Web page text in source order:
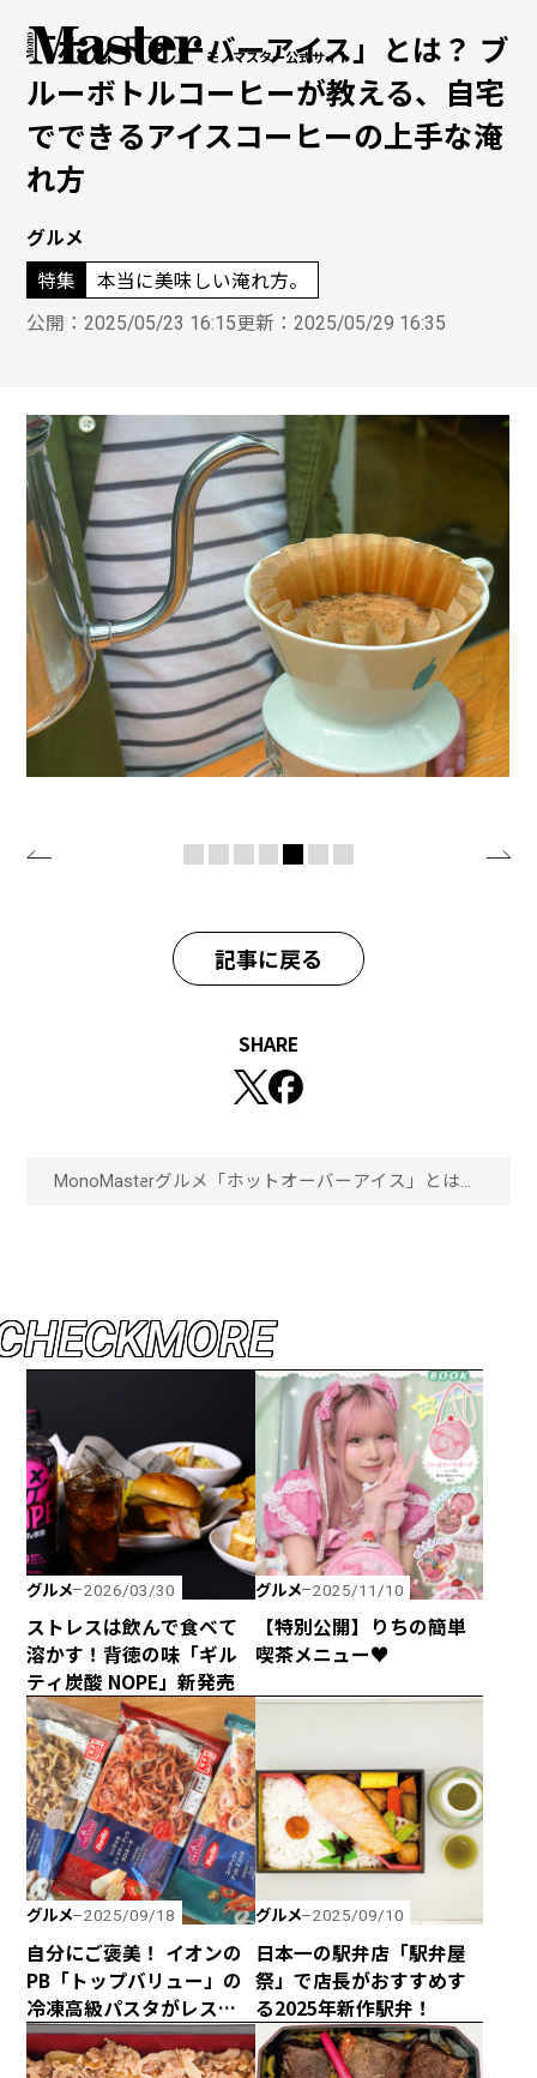
モノマスター公式サイト
「ホットオーバーアイス」とは？ ブ
ルーボトルコーヒーが教える、自宅
でできるアイスコーヒーの上手な淹
れ方
グルメ
特集
本当に美味しい淹れ方。
公開：2025/05/23 16:15更新：2025/05/29 16:35
記事に戻る
SHARE
MonoMasterグルメ 「ホットオーバーアイス」とは？
HECKMORE
グルメ 2026/03/30
ストレスは飲んで食べて
溶かす！背徳の味「ギル
ティ炭酸 NOPE」新発売
グルメ 2025/11/10
【特別公開】りちの簡単
喫茶メニュー♥
グルメ 2025/09/18
自分にご褒美！ イオンの
PB「トップバリュー」の
冷凍高級パスタがレスト
ランばりのクオリティ
だった
グルメ 2025/09/10
日本一の駅弁店「駅弁屋
祭」で店長がおすすめす
る2025年新作駅弁！